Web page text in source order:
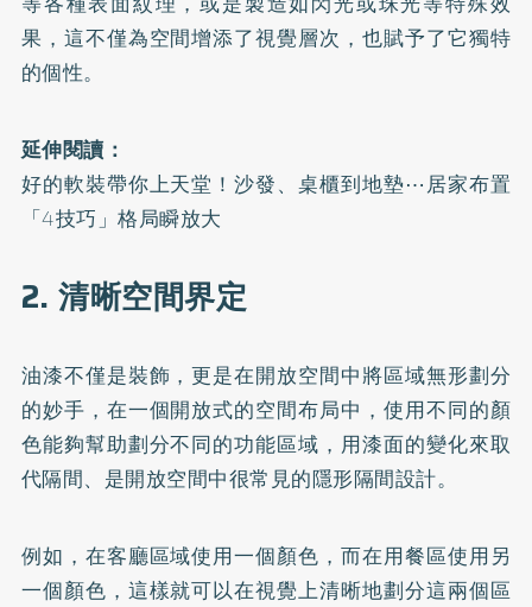
果，這不僅為空間增添了視覺層次，也賦予了它獨特
的個性。
延伸閱讀：
好的軟裝帶你上天堂！沙發、桌櫃到地墊⋯居家布置
「4技巧」格局瞬放大
2. 清晰空間界定
油漆不僅是裝飾，更是在開放空間中將區域無形劃分
的妙手，在一個開放式的空間布局中，使用不同的顏
色能夠幫助劃分不同的功能區域，用漆面的變化來取
代隔間、是開放空間中很常見的隱形隔間設計。
例如，在客廳區域使用一個顏色，而在用餐區使用另
一個顏色，這樣就可以在視覺上清晰地劃分這兩個區